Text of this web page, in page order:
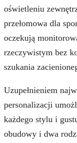
oświetleniu
przełomowa dla
oczekują
rzeczywistym bez
szukania
Uzupełnieniem
personalizacji
każdego stylu i
obudowy i dwa